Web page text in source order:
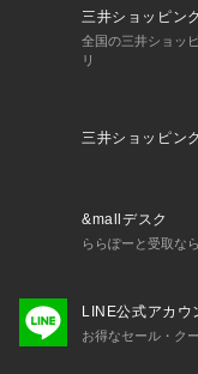
カジュアルバッグ
アパレル スポーツウ
三井ショッピン
全国の三井ショッ
リ
三井ショッピン
&mallデスク
ららぽーと受取な
LINE公式アカウ
お得なセール・ク